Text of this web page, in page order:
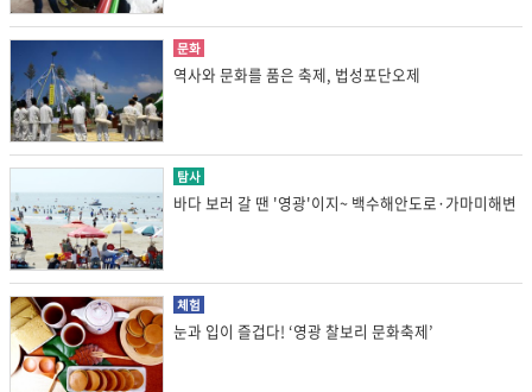
문화
역사와 문화를 품은 축제, 법성포단오제
탐사
바다 보러 갈 땐 '영광'이지~ 백수해안도로·가마미해변
체험
눈과 입이 즐겁다! ‘영광 찰보리 문화축제’